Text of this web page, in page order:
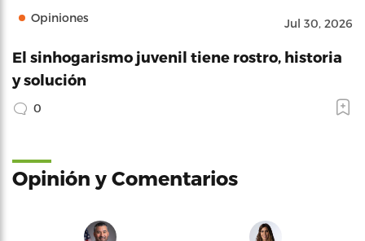
Opiniones Jul 30, 2026
El sinhogarismo juvenil tiene rostro, historia
y solución
0
Opinión y Comentarios